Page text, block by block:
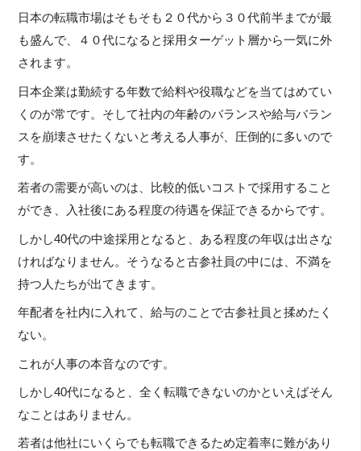
日本の転職市場はそもそも２０代から３０代前半までが最
も盛んで、４０代になると採用ターゲット層から一気に外
されます。
日本企業は勤続する年数で給料や役職などを当てはめてい
くのが常です。そして社内の年齢のバランスや給与バラン
スを崩壊させたくないと考える人事が、圧倒的に多いので
す。
若者の需要が高いのは、比較的低いコストで採用すること
ができ、入社後にある程度の待遇を保証できるからです。
しかし40代の中途採用となると、ある程度の年収は出さな
ければなりません。そうなると古参社員の中には、不満を
持つ人たちが出てきます。
年配者を社内に入れて、給与のことで古参社員と揉めたく
ない。
これが人事の本音なのです。
しかし40代になると、全く転職できないのかといえばそん
なことはありません。
若者は他社にいくらでも転職できるため定着率に難があり